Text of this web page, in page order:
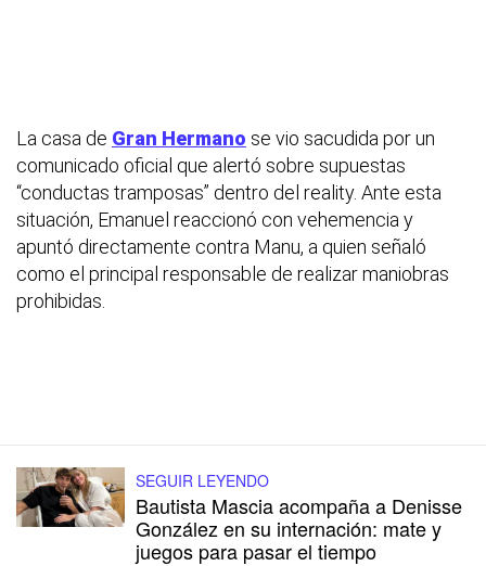
La casa de Gran Hermano se vio sacudida por un
comunicado oficial que alertó sobre supuestas
“conductas tramposas” dentro del reality. Ante esta
situación, Emanuel reaccionó con vehemencia y
apuntó directamente contra Manu, a quien señaló
como el principal responsable de realizar maniobras
prohibidas.
SEGUIR LEYENDO
Bautista Mascia acompaña a Denisse
González en su internación: mate y
juegos para pasar el tiempo